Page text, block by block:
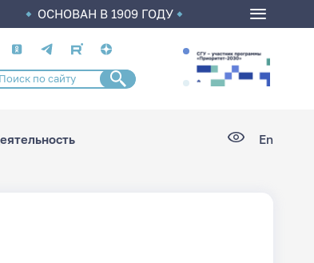
ОСНОВАН В 1909 ГОДУ
En